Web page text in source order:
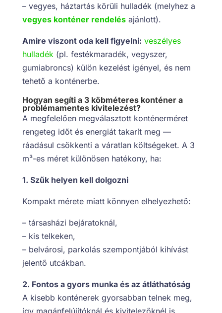
– vegyes, háztartás körüli hulladék (melyhez a
vegyes konténer rendelésajánlott).
Amire viszont oda kell figyelni: veszélyes
hulladék (pl. festékmaradék, vegyszer,
gumiabroncs) külön kezelést igényel, és nem
tehető a konténerbe.
Hogyan segíti a 3 köbméteres konténer a
problémamentes kivitelezést?
A megfelelően megválasztott konténerméret
rengeteg időt és energiát takarít meg —
ráadásul csökkenti a váratlan költségeket. A 3
m³-es méret különösen hatékony, ha:
1. Szűk helyen kell dolgozni
Kompakt mérete miatt könnyen elhelyezhető:
– társasházi bejáratoknál,
– kis telkeken,
– belvárosi, parkolás szempontjából kihívást
jelentő utcákban.
2. Fontos a gyors munka és az átláthatóság
A kisebb konténerek gyorsabban telnek meg,
így magánfelújítóknál és kivitelezőknél is